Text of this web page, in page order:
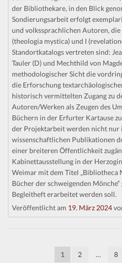
der Bibliothekare, in den Blick
Sondierungsarbeit erfolgt
und volkssprachlichen Autoren,
(theologia mystica) und I
Standortkatalogs vertreten sind:
Tauler (D) und Mechthild von
methodologischer Sicht die
die Erforschung
historisch vermittelten Zugang zu
Autoren/Werken als Zeugen des
Büchern in der Erfurter Kartause
der Projektarbeit werden nicht nur
wissenschaftlichen Publikationen
einer breiteren Öffentlichkeit
Kabinettausstellung in der
Weimar mit dem Titel „Bibliotheca
Bücher der schweigenden
Begleitheft erarbeitet werden soll.
Veröffentlicht am 19. März 2024
Seitennummerierung
1 2 … 8